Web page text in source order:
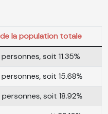
la population totale
personnes, soit 11.35%
soit 15.68%
soit 18.92%